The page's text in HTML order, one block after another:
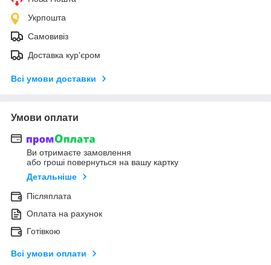
Укрпошта
Самовивіз
Доставка кур'єром
Всі умови доставки
Умови оплати
Ви отримаєте замовлення
або гроші повернуться на вашу картку
Детальніше
Післяплата
Оплата на рахунок
Готівкою
Всі умови оплати